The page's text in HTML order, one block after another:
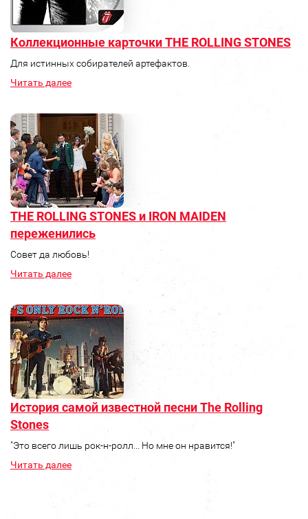
Коллекционные карточки THE ROLLING STONES
Для истинных собирателей артефактов.
Читать далее
THE ROLLING STONES и IRON MAIDEN
переженились
Совет да любовь!
Читать далее
История самой известной песни The Rolling
Stones
"Это всего лишь рок-н-ролл... Но мне он нравится!"
Читать далее